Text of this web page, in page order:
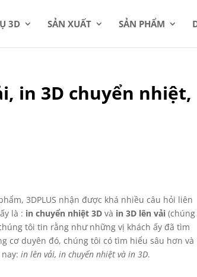
3D SẢN XUẤT SẢN PHẨM
in 3D chuyển nhiệt,
3DPLUS nhận được khá nhiều câu hỏi liên
là : in chuyển nhiệt 3Dvà in 3D lên vải(chúng
tôi tin rằng như những vị khách ấy đã tìm
cơ duyên đó, chúng tôi có tìm hiểu sâu hơn và
in lên vải, in chuyển nhiệt và in 3D.